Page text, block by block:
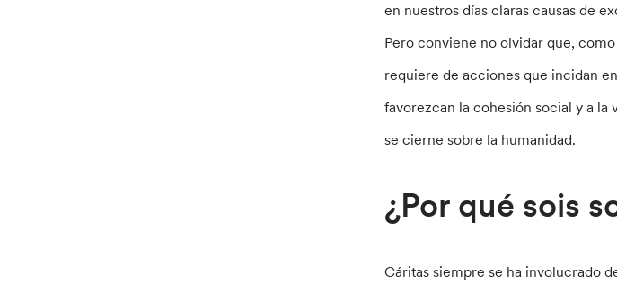
en nuestros días claras causas de
Pero conviene no olvidar que,
requiere de acciones que incidan
favorezcan la cohesión social y a
se cierne sobre la humanidad.
¿Por qué sois
Cáritas siempre se ha involucrado